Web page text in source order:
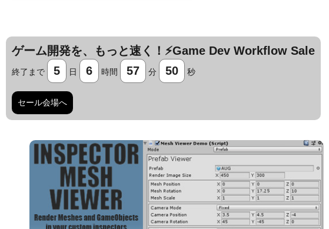
ゲーム開発を、もっと速く！⚡️Game Dev Workflow Sale
終了まで 5 日 6 時間 57 分 49 秒
セール会場へ